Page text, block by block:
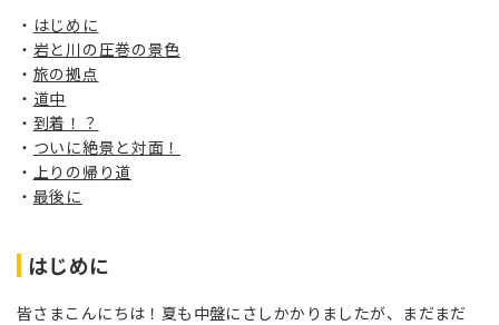
はじめに
岩と川の圧巻の景色
旅の拠点
道中
到着！？
ついに絶景と対面！
上りの帰り道
最後に
はじめに
皆さまこんにちは！夏も中盤にさしかかりましたが、まだまだ